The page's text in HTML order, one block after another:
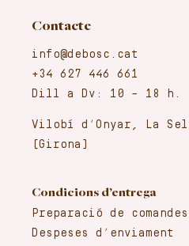
Contacte
info@debosc.cat
+34 627 446 661
Dill a Dv: 10 – 18 h.
Vilobí d’Onyar, La
(Girona)
Condicions d’entrega
Preparació de comandes
Despeses d’enviament